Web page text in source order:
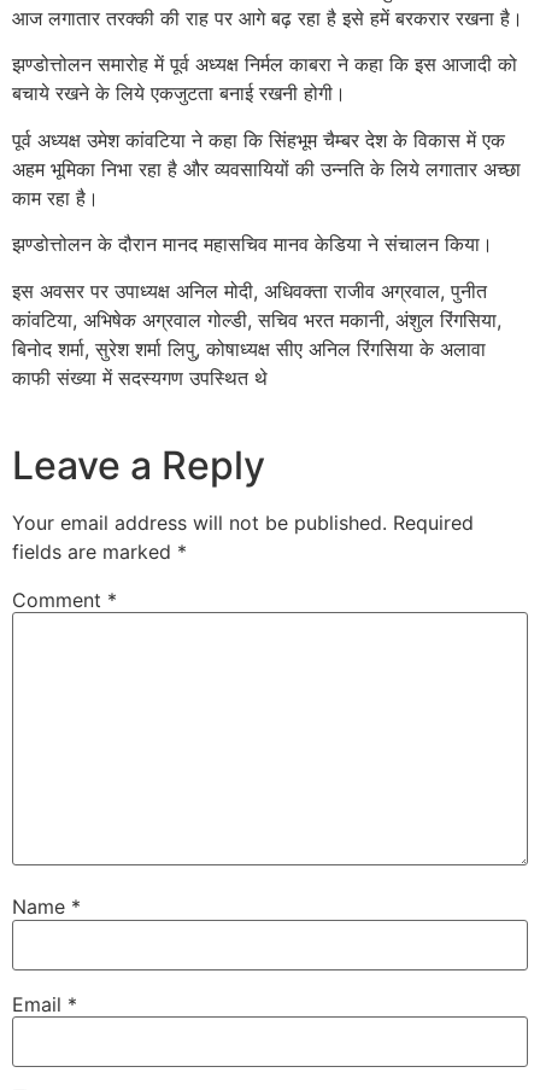
आज लगातार तरक्की की राह पर आगे बढ़ रहा है इसे हमें बरकरार रखना है।
झण्डोत्तोलन समारोह में पूर्व अध्यक्ष निर्मल काबरा ने कहा कि इस आजादी को
बचाये रखने के लिये एकजुटता बनाई रखनी होगी।
पूर्व अध्यक्ष उमेश कांवटिया ने कहा कि सिंहभूम चैम्बर देश के विकास में एक
अहम भूमिका निभा रहा है और व्यवसायियों की उन्नति के लिये लगातार अच्छा
काम रहा है।
झण्डोत्तोलन के दौरान मानद महासचिव मानव केडिया ने संचालन किया।
इस अवसर पर उपाध्यक्ष अनिल मोदी, अधिवक्ता राजीव अग्रवाल, पुनीत
कांवटिया, अभिषेक अग्रवाल गोल्डी, सचिव भरत मकानी, अंशुल रिंगसिया,
बिनोद शर्मा, सुरेश शर्मा लिपु, कोषाध्यक्ष सीए अनिल रिंगसिया के अलावा
काफी संख्या में सदस्यगण उपस्थित थे
Leave a Reply
Your email address will not be published. Required
fields are marked *
Comment *
Name *
Email *